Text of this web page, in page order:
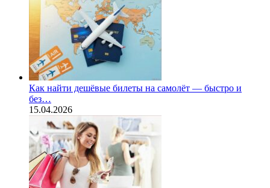
Как найти дешёвые билеты на самолёт — быстро и
без…
15.04.2026